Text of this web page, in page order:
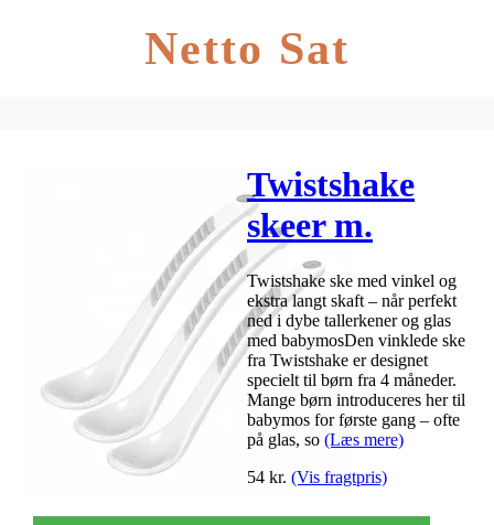
Netto Sat
Twistshake
skeer m.
vinkel 4 mdr+
i hvid – 3 stk
Twistshake ske med vinkel og
ekstra langt skaft – når perfekt
ned i dybe tallerkener og glas
med babymosDen vinklede ske
fra Twistshake er designet
specielt til børn fra 4 måneder.
Mange børn introduceres her til
babymos for første gang – ofte
på glas, so (Læs mere)
54 kr. (Vis fragtpris)